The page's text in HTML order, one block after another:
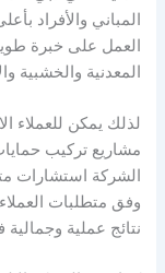
المباني والأفراد
العمل على خبرة
المعدنية والخشبية
لذلك يمكن للعملاء
مشاريع تركيب
الشركة استشارات
وفق متطلبات
نتائج عملية